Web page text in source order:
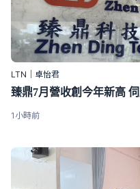
LTN｜卓怡君
臻鼎7月營收創今年新高
1小時前